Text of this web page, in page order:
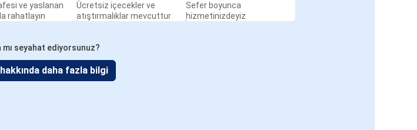
ve yaslanan
rahatlayın
Ücretsiz içecekler ve
atıştırmalıklar mevcuttur
Sefer boyunca
hizmetinizdeyiz
mı seyahat ediyorsunuz?
daha fazla bilgi